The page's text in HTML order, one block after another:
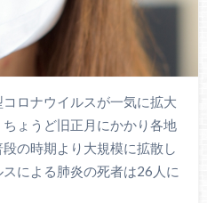
ロナウイルスが一気に拡大
ょうど旧正月にかかり各地
の時期より大規模に拡散し
による肺炎の死者は26人に